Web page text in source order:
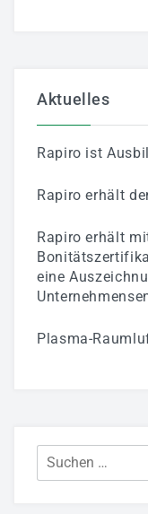
Aktuelles
Rapiro ist
Rapiro erhält
Rapiro erhält
eine
Plasma-
Suchen
nach: